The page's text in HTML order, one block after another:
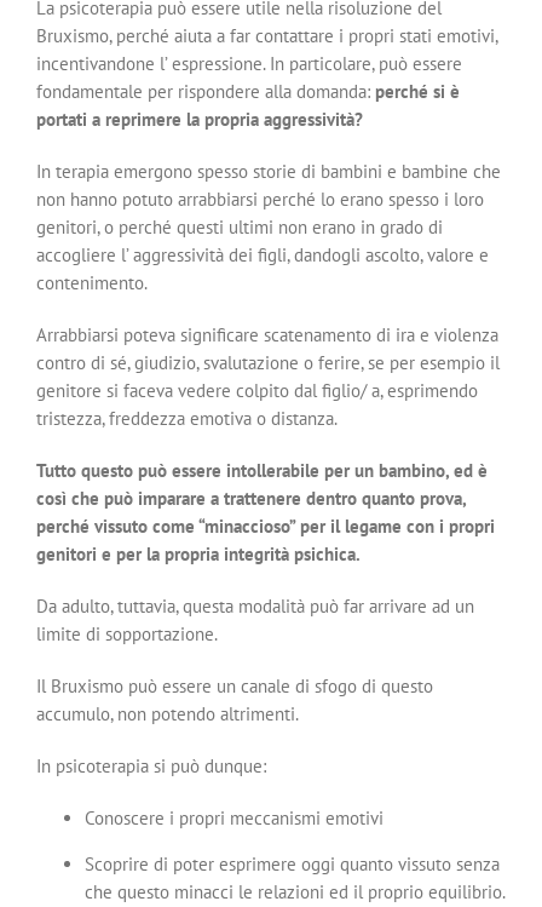
La psicoterapia può essere utile nella risoluzione del
Bruxismo, perché aiuta a far contattare i propri stati emotivi,
incentivandone l’ espressione. In particolare, può essere
fondamentale per rispondere alla domanda: perché si è
portati a reprimere la propria aggressività?
In terapia emergono spesso storie di bambini e bambine che
non hanno potuto arrabbiarsi perché lo erano spesso i loro
genitori, o perché questi ultimi non erano in grado di
accogliere l’ aggressività dei figli, dandogli ascolto, valore e
contenimento.
Arrabbiarsi poteva significare scatenamento di ira e violenza
contro di sé, giudizio, svalutazione o ferire, se per esempio il
genitore si faceva vedere colpito dal figlio/ a, esprimendo
tristezza, freddezza emotiva o distanza.
Tutto questo può essere intollerabile per un bambino, ed è
così che può imparare a trattenere dentro quanto prova,
perché vissuto come “minaccioso” per il legame con i propri
genitori e per la propria integrità psichica.
Da adulto, tuttavia, questa modalità può far arrivare ad un
limite di sopportazione.
Il Bruxismo può essere un canale di sfogo di questo
accumulo, non potendo altrimenti.
In psicoterapia si può dunque:
Conoscere i propri meccanismi emotivi
Scoprire di poter esprimere oggi quanto vissuto senza
che questo minacci le relazioni ed il proprio equilibrio.